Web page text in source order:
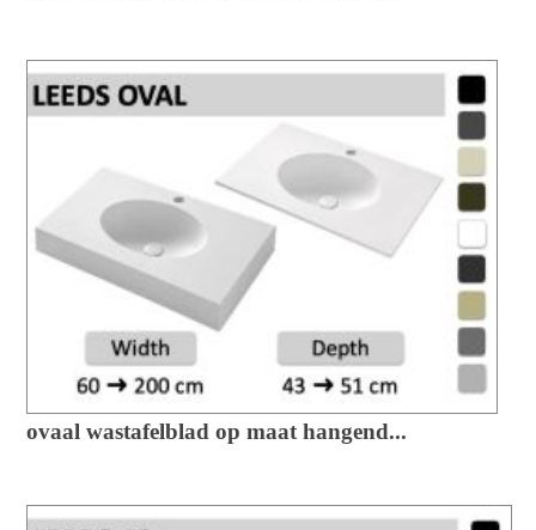
ovaal wastafelblad op maat hangend...